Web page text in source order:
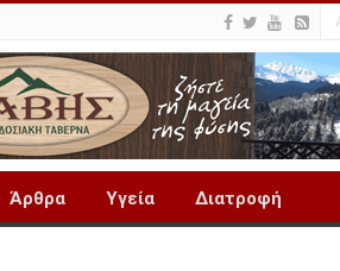
Άρθρα Υγεία Διατροφή